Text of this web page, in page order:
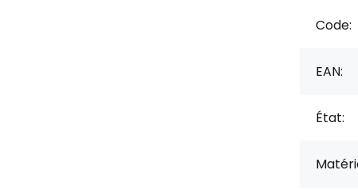
Code:
EAN:
État: